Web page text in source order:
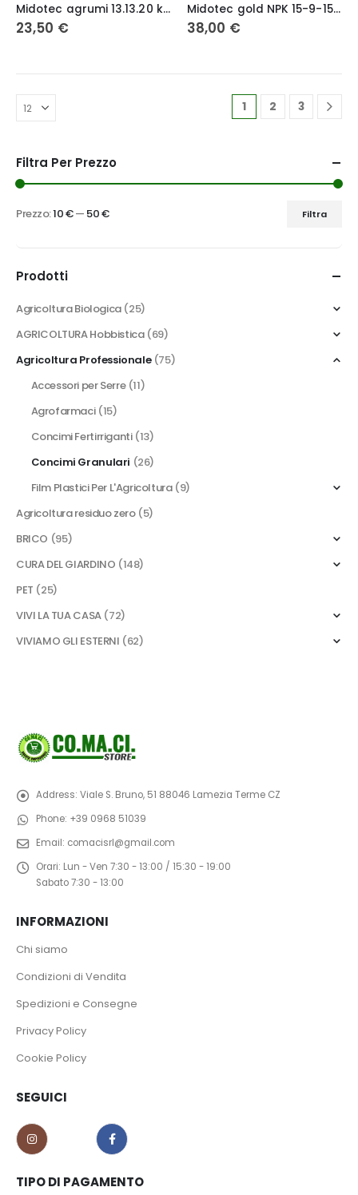
Midotec agrumi 13.13.20 kg 25- Mugavero
23,50 €
Midotec gold NPK 15-9-15 (2-17) kg 25- Mugavero
38,00 €
1 2 3
Filtra Per Prezzo
Filtra
Prezzo:10 €— 50 €
Prodotti
Agricoltura Biologica (25)
AGRICOLTURA Hobbistica (69)
Agricoltura Professionale (75)
Accessori per Serre (11)
Agrofarmaci (15)
Concimi Fertirriganti (13)
Concimi Granulari (26)
Film Plastici Per L'Agricoltura (9)
Agricoltura residuo zero (5)
BRICO (95)
CURA DEL GIARDINO (148)
PET (25)
VIVI LA TUA CASA (72)
VIVIAMO GLI ESTERNI (62)
Address: Viale S. Bruno, 51 88046 Lamezia Terme CZ
Phone: +39 0968 51039
Email: comacisrl@gmail.com
Orari: Lun - Ven 7:30 - 13:00 / 15:30 - 19:00
Sabato 7:30 - 13:00
INFORMAZIONI
Chi siamo
Condizioni di Vendita
Spedizioni e Consegne
Privacy Policy
Cookie Policy
SEGUICI
TIPO DI PAGAMENTO